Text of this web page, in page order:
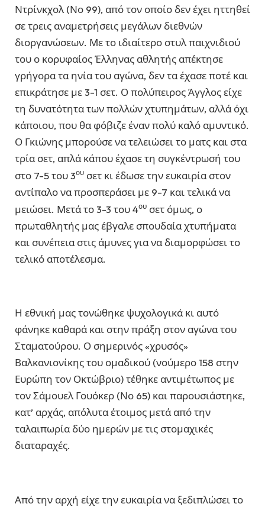
Ντρίνκχολ (Νο 99), από τον οποίο δεν έχει ηττηθεί
σε τρεις αναμετρήσεις μεγάλων διεθνών
διοργανώσεων. Με το ιδιαίτερο στυλ παιχνιδιού
του ο κορυφαίος Έλληνας αθλητής απέκτησε
γρήγορα τα ηνία του αγώνα, δεν τα έχασε ποτέ και
επικράτησε με 3-1 σετ. Ο πολύπειρος Άγγλος είχε
τη δυνατότητα των πολλών χτυπημάτων, αλλά όχι
κάποιου, που θα φόβιζε έναν πολύ καλό αμυντικό.
Ο Γκιώνης μπορούσε να τελειώσει το ματς και στα
τρία σετ, απλά κάπου έχασε τη συγκέντρωσή του
στο 7-5 του 3ου σετ κι έδωσε την ευκαιρία στον
αντίπαλο να προσπεράσει με 9-7 και τελικά να
μειώσει. Μετά το 3-3 του 4ου σετ όμως, ο
πρωταθλητής μας έβγαλε σπουδαία χτυπήματα
και συνέπεια στις άμυνες για να διαμορφώσει το
τελικό αποτέλεσμα.
Η εθνική μας τονώθηκε ψυχολογικά κι αυτό
φάνηκε καθαρά και στην πράξη στον αγώνα του
Σταματούρου. Ο σημερινός «χρυσός»
Βαλκανιονίκης του ομαδικού (νούμερο 158 στην
Ευρώπη τον Οκτώβριο) τέθηκε αντιμέτωπος με
τον Σάμουελ Γουόκερ (Νο 65) και παρουσιάστηκε,
κατ’ αρχάς, απόλυτα έτοιμος μετά από την
ταλαιπωρία δύο ημερών με τις στομαχικές
διαταραχές.
Από την αρχή είχε την ευκαιρία να ξεδιπλώσει το